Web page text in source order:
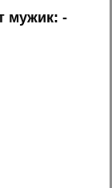
мужик: -